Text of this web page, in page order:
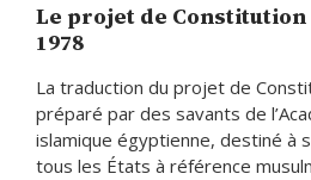
Le projet de Constitution
1978
La traduction du projet de
préparé par des savants de
islamique égyptienne, destiné à
tous les États à référence